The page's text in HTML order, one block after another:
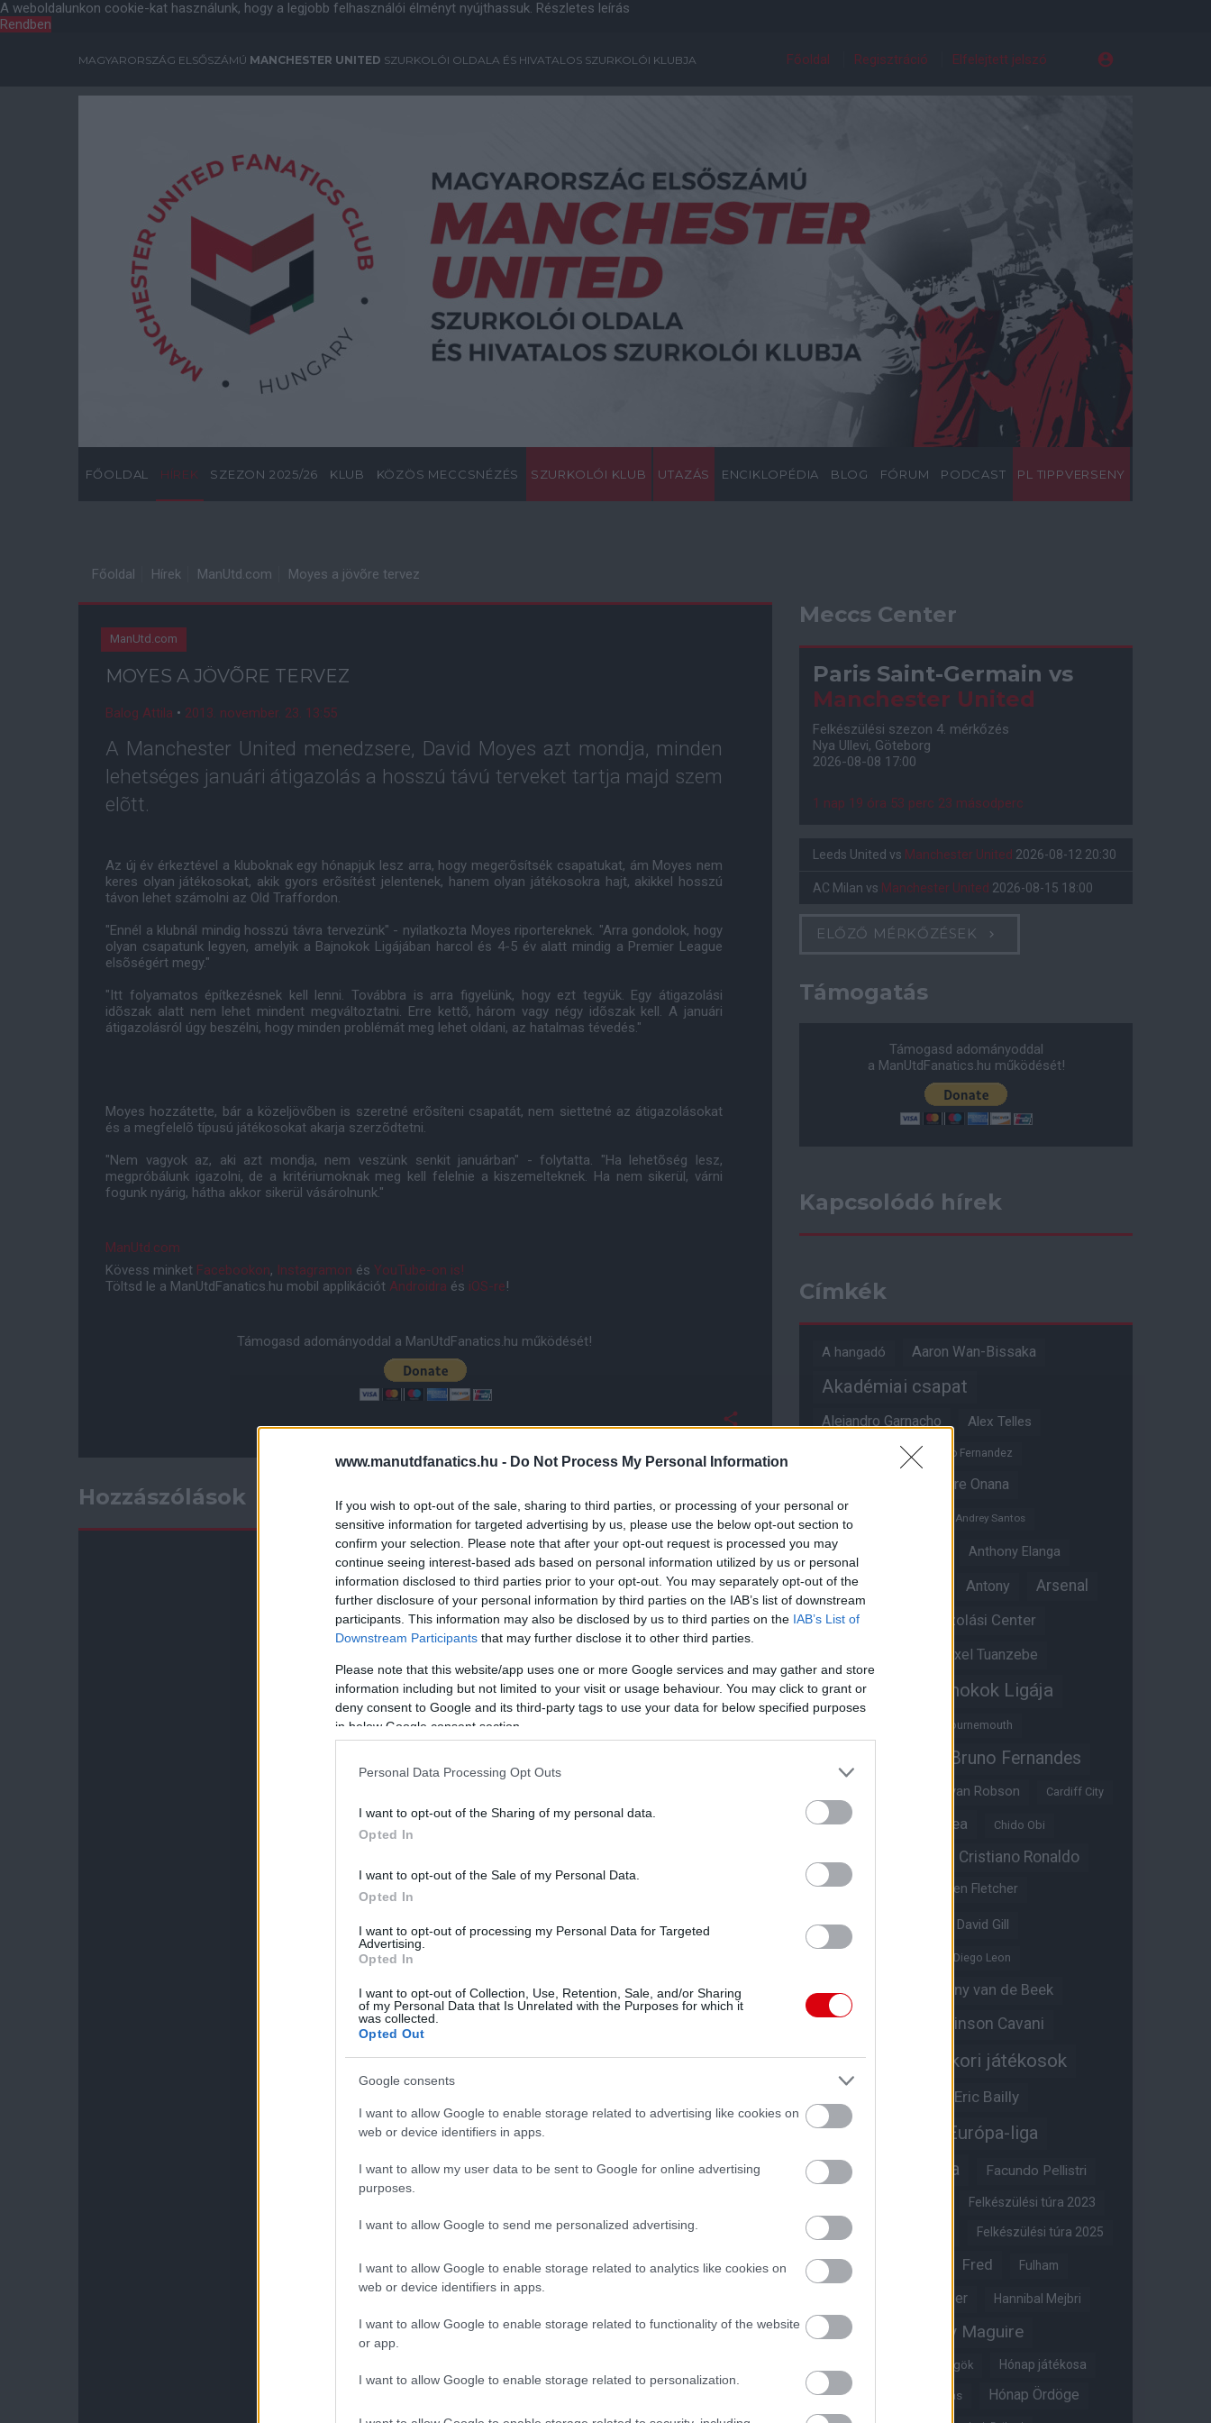
www.manutdfanatics.hu - Do Not Process My Personal Information
If you wish to opt-out of the sale, sharing to third parties, or processing of your personal or
sensitive information for targeted advertising by us, please use the below opt-out section to
confirm your selection. Please note that after your opt-out request is processed you may
continue seeing interest-based ads based on personal information utilized by us or personal
information disclosed to third parties prior to your opt-out. You may separately opt-out of the
further disclosure of your personal information by third parties on the IAB’s list of downstream
participants. This information may also be disclosed by us to third parties on the IAB’s List of
Downstream Participants that may further disclose it to other third parties.
Please note that this website/app uses one or more Google services and may gather and store
information including but not limited to your visit or usage behaviour. You may click to grant or
deny consent to Google and its third-party tags to use your data for below specified purposes
in below Google consent section.
Personal Data Processing Opt Outs
I want to opt-out of the Sharing of my personal data.
Opted In
I want to opt-out of the Sale of my Personal Data.
Opted In
I want to opt-out of processing my Personal Data for Targeted
Advertising.
Opted In
I want to opt-out of Collection, Use, Retention, Sale, and/or Sharing
of my Personal Data that Is Unrelated with the Purposes for which it
was collected.
Opted Out
Google consents
I want to allow Google to enable storage related to advertising like cookies on
web or device identifiers in apps.
I want to allow my user data to be sent to Google for online advertising
purposes.
I want to allow Google to send me personalized advertising.
I want to allow Google to enable storage related to analytics like cookies on
web or device identifiers in apps.
I want to allow Google to enable storage related to functionality of the website
or app.
I want to allow Google to enable storage related to personalization.
A weboldalunkon cookie-kat használunk, hogy a legjobb felhasználói élményt nyújthassuk. Részletes leírás
Rendben
MAGYARORSZÁG ELSŐSZÁMÚ MANCHESTER UNITED SZURKOLÓI OLDALA ÉS HIVATALOS SZURKOLÓI KLUBJA Főoldal Regisztráció Elfelejtett jelszó
FŐOLDAL HÍREK SZEZON 2025/26 KLUB KÖZÖS MECCSNÉZÉS SZURKOLÓI KLUB UTAZÁS ENCIKLOPÉDIA BLOG FÓRUM PODCAST PL TIPPVERSENY
Főoldal Hírek ManUtd.com Moyes a jövõre tervez
ManUtd.com
MOYES A JÖVÕRE TERVEZ
Balog Attila • 2013. november. 23. 13:55
A Manchester United menedzsere, David Moyes azt mondja, minden
lehetséges januári átigazolás a hosszú távú terveket tartja majd szem
elõtt.
Az új év érkeztével a kluboknak egy hónapjuk lesz arra, hogy megerõsítsék csapatukat, ám Moyes nem
keres olyan játékosokat, akik gyors erõsítést jelentenek, hanem olyan játékosokra hajt, akikkel hosszú
távon lehet számolni az Old Traffordon.
"Ennél a klubnál mindig hosszú távra tervezünk" - nyilatkozta Moyes riportereknek. "Arra gondolok, hogy
olyan csapatunk legyen, amelyik a Bajnokok Ligájában harcol és 4-5 év alatt mindig a Premier League
elsõségért megy."
"Itt folyamatos építkezésnek kell lenni. Továbbra is arra figyelünk, hogy ezt tegyük. Egy átigazolási
idõszak alatt nem lehet mindent megváltoztatni. Erre kettõ, három vagy négy idõszak kell. A januári
átigazolásról úgy beszélni, hogy minden problémát meg lehet oldani, az hatalmas tévedés."
Moyes hozzátette, bár a közeljövõben is szeretné erõsíteni csapatát, nem siettetné az átigazolásokat
és a megfelelõ típusú játékosokat akarja szerzõdtetni.
"Nem vagyok az, aki azt mondja, nem veszünk senkit januárban" - folytatta. "Ha lehetõség lesz,
megpróbálunk igazolni, de a kritériumoknak meg kell felelnie a kiszemelteknek. Ha nem sikerül, várni
fogunk nyárig, hátha akkor sikerül vásárolnunk."
ManUtd.com
Kövess minket Facebookon, Instagramon és YouTube-on is!
Töltsd le a ManUtdFanatics.hu mobil applikációt Androidra és iOS-re!
Támogasd adományoddal a ManUtdFanatics.hu működését!
Hozzászólások
Meccs Center
Paris Saint-Germain vs
Manchester United
Felkészülési szezon 4. mérkőzés
Nya Ullevi, Göteborg
2026-08-08 17:00
1 nap 19 óra 53 perc 22 másodperc
Leeds United vs Manchester United 2026-08-12 20:30
AC Milan vs Manchester United 2026-08-15 18:00
ELŐZŐ MÉRKŐZÉSEK
Támogatás
Támogasd adományoddal
a ManUtdFanatics.hu működését!
Kapcsolódó hírek
Címkék
A hangadó Aaron Wan-Bissaka
Akadémiai csapat
Alejandro Garnacho Alex Telles
Alvaro Fernandez
Andre Onana
Andreas Pereira
Andrey Santos
Angol válogatott Anthony Elanga
Anthony Martial Antony Arsenal
Aston Villa Átigazolási Center
Axel Tuanzebe
Ayden Heaven Bajnokok Ligája
Bournemouth
Bruno Fernandes
Bryan Robson Cardiff City
Casemiro Chelsea Chido Obi
Cristiano Ronaldo
Crystal Palace Darren Fletcher
David De Gea David Gill
Diego Leon
Diogo Dalot
Donny van de Beek
Edinson Cavani
Edzői stáb Egykori játékosok
Eric Bailly
Erik ten Hag Európa-liga
Everton FA-kupa Facundo Pellistri
Felkészülési túra 2023
Felkészülési túra 2024 Felkészülési túra 2025
Felkészülési túra 2026 Fred Fulham
Glazer Hannibal Mejbri
Harry Amass Harry Maguire
Híres magyar Vörös Ördögök Hónap játékosa
Hónap legjobbja szavazás Hónap Ördöge